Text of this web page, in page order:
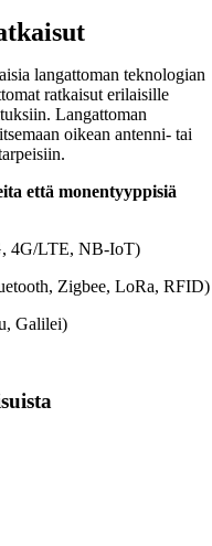
langattoman teknologian
ratkaisut erilaisille
Langattoman
oikean antenni- tai
ettämonentyyppisiä
4G/LTE, NB-IoT)
Zigbee, LoRa, RFID)
Galilei)